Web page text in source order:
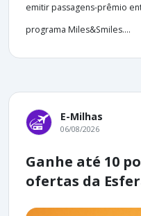
emitir passagens-prêmio
programa Miles&Smiles....
E-Milhas
06/08/2026
Ganhe até 10
ofertas da